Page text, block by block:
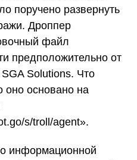
поручено развернуть
Дроппер
файл
предположительно от
Solutions. Что
оно основано на
s/troll/agent».
информационной